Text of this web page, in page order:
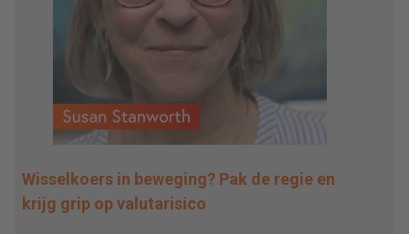
Wisselkoers in beweging? Pak de regie en
krijg grip op valutarisico